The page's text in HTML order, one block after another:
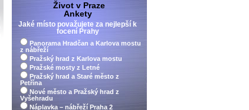
Život v Praze
Ankety
Jaké místo považujete za nejlepší k
focení Prahy
Panorama Hradčan a Karlova mostu
z nábřeží
Pražský hrad z Karlova mostu
Pražské mosty z Letné
Pražský hrad a Staré město z
Petřína
Nové město a Pražský hrad z
Vyšehradu
Náplavka – nábřeží Praha 2